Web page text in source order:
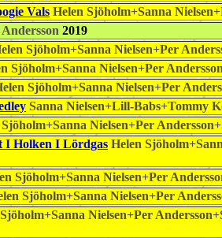
Vals Helen Sjöholm+Sanna
2019
Sjöholm+Sanna Nielsen+Per
Sjöholm+Sanna Nielsen+Per
Sjöholm+Sanna Nielsen+Per
Sanna Nielsen+Lill-Babs+Tommy
Nielsen+Per
I Holken I Lördgas Helen
Sjöholm+Sanna Nielsen+Per
Sjöholm+Sanna Nielsen+Per
Nielsen+Per